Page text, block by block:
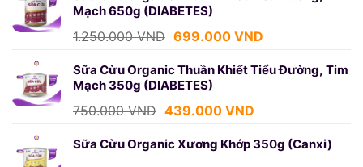
1.250.000 VND.
Mạch 650g (DIABETES)
1.250.000VND Giá
là:
1.250.000 VND.
699.000 VNDGiá
tại
Sữa Cừu Organic Thuần Khiết Tiểu Đường, Tim
Mạch 350g (DIABETES)
750.000VND Giá
là:
439.000 VNDGiá
tại
Sữa Cừu Organic Xương Khớp 350g (Canxi)